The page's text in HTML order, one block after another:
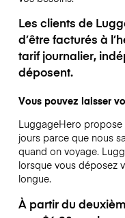
Les clients de
d’être facturés à
tarif journalier,
déposent.
Vous pouvez laisser
LuggageHero
jours parce que nous
quand on voyage.
lorsque vous déposez
longue.
À partir du